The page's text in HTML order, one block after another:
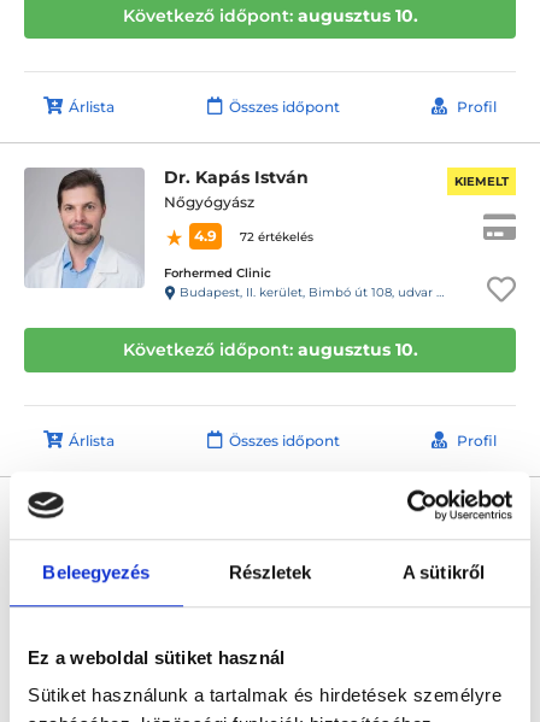
Beleegyezés Részletek A sütikről
Ez a weboldal sütiket használ
Sütiket használunk a tartalmak és hirdetések személyre
Következő időpont: augusztus 10.
Árlista Összes időpont Profil
Dr. Kapás István
Nőgyógyász
4.9
72 értékelés
Forhermed Clinic
Budapest, II. kerület, Bimbó út 108, udvar 13 ajtó. Kaputelefon 13- Rendelő
KIEMELT
Következő időpont: augusztus 10.
Árlista Összes időpont Profil
Nőgyógyász
20 értékelés
L33 Medical - Budaörs
Következő időpont: augusztus 12.